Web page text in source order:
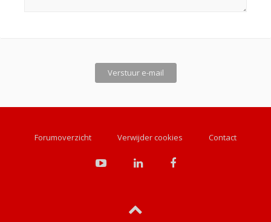
Forumoverzicht Verwijder cookies Contact